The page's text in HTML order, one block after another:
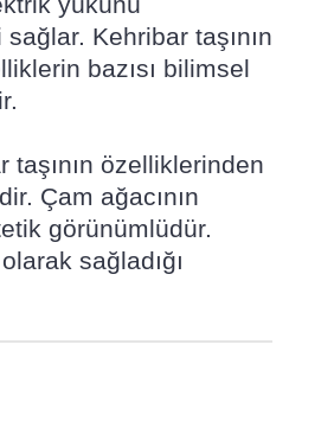
Kehribar taşının
bazısı bilimsel
taşının özelliklerinden
Çam ağacının
görünümlüdür.
sağladığı